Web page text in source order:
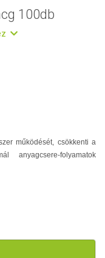
100db
működését, csökkenti a
anyagcsere-folyamatok